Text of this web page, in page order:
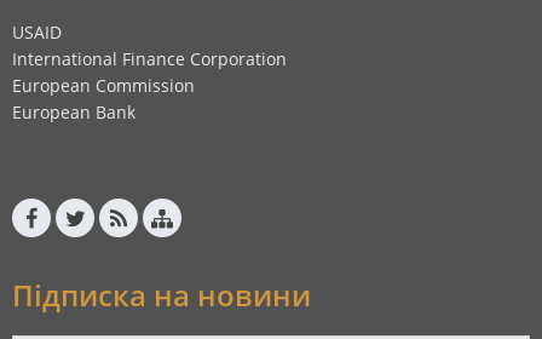
USAID
International Finance Corporation
European Commission
European Bank
Підписка на новини